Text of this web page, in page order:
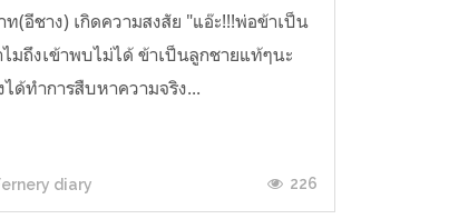
ท(อีชาง) เกิดความสงสัย "แอ๊ะ!!!พ่อข้าเป็น
ไมถึงเข้าพบไม่ได้ ข้าเป็นลูกชายแท้ๆนะ
ได้ทำการสืบหาความจริง...
diary 226